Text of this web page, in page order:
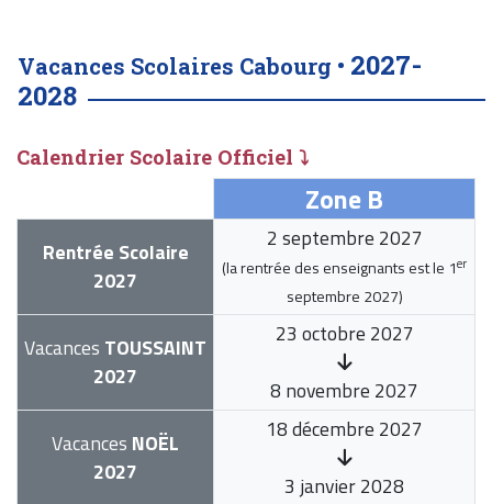
Vacances Scolaires Cabourg • 2027-
2028
Calendrier Scolaire Officiel ⤵
Zone B
Rentrée Scolaire
2027
2 septembre 2027
(la rentrée des enseignants est le 1er
septembre 2027)
Vacances TOUSSAINT
2027
23 octobre 2027
8 novembre 2027
Vacances NOËL
2027
18 décembre 2027
3 janvier 2028